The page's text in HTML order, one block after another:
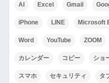
AI Excel Gmail
iPhone LINE Microsoft
Word YouTube ZOOM
カレンダー コピー ショ
スマホ セキュリティ タ